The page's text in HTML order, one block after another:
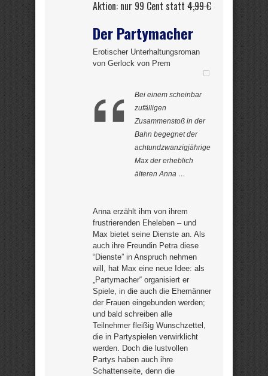
Aktion: nur 99 Cent statt 4,99 €
Der Partymacher
Erotischer Unterhaltungsroman
von Gerlock von Prem
Bei einem scheinbar
zufälligen
Zusammenstoß in der
Bahn begegnet der
achtundzwanzigjährige
Max der erheblich
älteren Anna …
Anna erzählt ihm von ihrem
frustrierenden Eheleben – und
Max bietet seine Dienste an. Als
auch ihre Freundin Petra diese
“Dienste” in Anspruch nehmen
will, hat Max eine neue Idee: als
„Partymacher“ organisiert er
Spiele, in die auch die Ehemänner
der Frauen eingebunden werden;
und bald schreiben alle
Teilnehmer fleißig Wunschzettel,
die in Partyspielen verwirklicht
werden. Doch die lustvollen
Partys haben auch ihre
Schattenseite, denn die